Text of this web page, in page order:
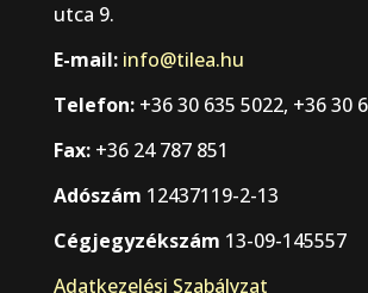
utca 9.
E-mail: info@tilea.hu
Telefon:+36 30 635 5022, +36 30
Fax:+36 24 787 851
Adószám 12437119-2-13
Cégjegyzékszám 13-09-145557
Adatkezelési Szabályzat